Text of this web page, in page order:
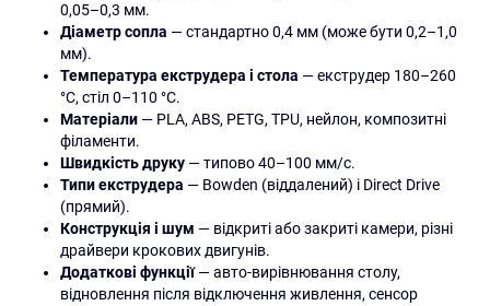
0,05–0,3 мм.
Діаметр сопла — стандартно 0,4 мм (може бути 0,2–1,0
мм).
Температура екструдера і стола — екструдер 180–260
°C, стіл 0–110 °C.
Матеріали — PLA, ABS, PETG, TPU, нейлон, композитні
філаменти.
Швидкість друку — типово 40–100 мм/с.
Типи екструдера — Bowden (віддалений) і Direct Drive
(прямий).
Конструкція і шум — відкриті або закриті камери, різні
драйвери крокових двигунів.
Додаткові функції— авто-вирівнювання столу,
відновлення після відключення живлення, сенсор